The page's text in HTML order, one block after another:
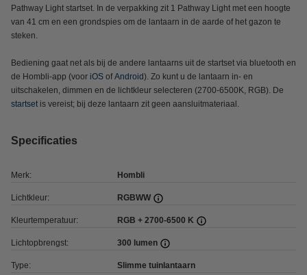
Pathway Light startset. In de verpakking zit 1 Pathway Light met een hoogte
van 41 cm en een grondspies om de lantaarn in de aarde of het gazon te
steken.
Bediening gaat net als bij de andere lantaarns uit de startset via bluetooth en
de Hombli-app (voor iOS ofAndroid). Zo kunt u de lantaarn in- en
uitschakelen, dimmen en de lichtkleur selecteren (2700-6500K, RGB). De
startset is vereist; bij deze lantaarn zit geen aansluitmateriaal.
Specificaties
Merk: Hombli
Lichtkleur: RGBWW
Kleurtemperatuur: RGB + 2700-6500 K
Lichtopbrengst: 300 lumen
Type: Slimme tuinlantaarn